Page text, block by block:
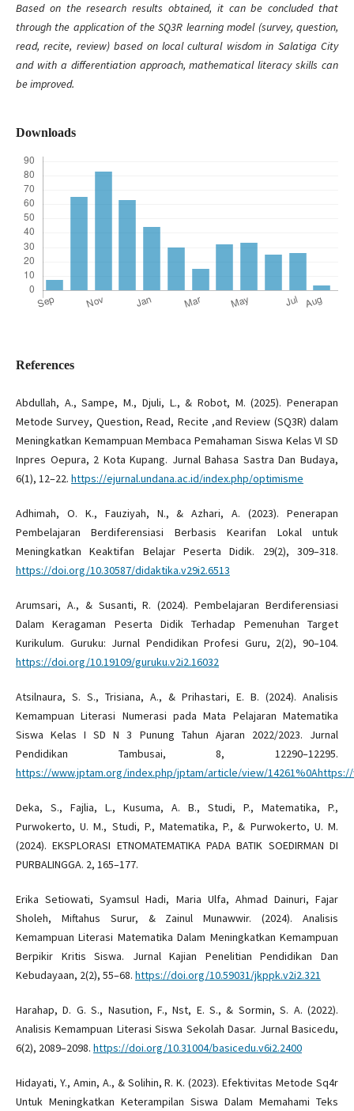
Based on the research results obtained, it can be concluded that
through the application of the SQ3R learning model (survey, question,
read, recite, review) based on local cultural wisdom in Salatiga City
and with a differentiation approach, mathematical literacy skills can
be improved.
Downloads
References
Abdullah, A., Sampe, M., Djuli, L., & Robot, M. (2025). Penerapan
Metode Survey, Question, Read, Recite ,and Review (SQ3R) dalam
Meningkatkan Kemampuan Membaca Pemahaman Siswa Kelas VI SD
Inpres Oepura, 2 Kota Kupang. Jurnal Bahasa Sastra Dan Budaya,
6(1), 12–22. https://ejurnal.undana.ac.id/index.php/optimisme
Adhimah, O. K., Fauziyah, N., & Azhari, A. (2023). Penerapan
Pembelajaran Berdiferensiasi Berbasis Kearifan Lokal untuk
Meningkatkan Keaktifan Belajar Peserta Didik. 29(2), 309–318.
https://doi.org/10.30587/didaktika.v29i2.6513
Arumsari, A., & Susanti, R. (2024). Pembelajaran Berdiferensiasi
Dalam Keragaman Peserta Didik Terhadap Pemenuhan Target
Kurikulum. Guruku: Jurnal Pendidikan Profesi Guru, 2(2), 90–104.
https://doi.org/10.19109/guruku.v2i2.16032
Atsilnaura, S. S., Trisiana, A., & Prihastari, E. B. (2024). Analisis
Kemampuan Literasi Numerasi pada Mata Pelajaran Matematika
Siswa Kelas I SD N 3 Punung Tahun Ajaran 2022/2023. Jurnal
Pendidikan Tambusai, 8, 12290–12295.
https://www.jptam.org/index.php/jptam/article/view/
Deka, S., Fajlia, L., Kusuma, A. B., Studi, P., Matematika, P.,
Purwokerto, U. M., Studi, P., Matematika, P., & Purwokerto, U. M.
(2024). EKSPLORASI ETNOMATEMATIKA PADA BATIK SOEDIRMAN DI
PURBALINGGA. 2, 165–177.
Erika Setiowati, Syamsul Hadi, Maria Ulfa, Ahmad Dainuri, Fajar
Sholeh, Miftahus Surur, & Zainul Munawwir. (2024). Analisis
Kemampuan Literasi Matematika Dalam Meningkatkan Kemampuan
Berpikir Kritis Siswa. Jurnal Kajian Penelitian Pendidikan Dan
Kebudayaan, 2(2), 55–68. https://doi.org/10.59031/jkppk.v2i2.321
Harahap, D. G. S., Nasution, F., Nst, E. S., & Sormin, S. A. (2022).
Analisis Kemampuan Literasi Siswa Sekolah Dasar. Jurnal Basicedu,
6(2), 2089–2098. https://doi.org/10.31004/basicedu.v6i2.2400
Hidayati, Y., Amin, A., & Solihin, R. K. (2023). Efektivitas Metode Sq4r
Untuk Meningkatkan Keterampilan Siswa Dalam Memahami Teks